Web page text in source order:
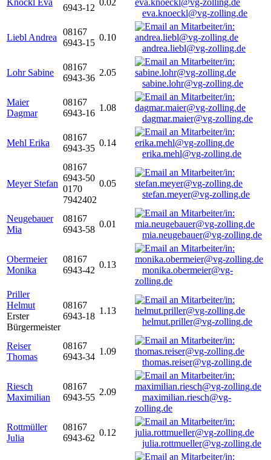
Knöckl Eva
6943-12
0.02
eva.knoeckl@vg-zolling.de
Liebl Andrea
08167
6943-15
0.10
andrea.liebl@vg-zolling.de
Lohr Sabine
08167
6943-36
2.05
sabine.lohr@vg-zolling.de
Maier
Dagmar
08167
6943-16
1.08
dagmar.maier@vg-zolling.de
Mehl Erika
08167
6943-35
0.14
erika.mehl@vg-zolling.de
Meyer Stefan
08167
6943-50
0170
7942402
0.05
stefan.meyer@vg-zolling.de
Neugebauer
Mia
08167
6943-58
0.01
mia.neugebauer@vg-zolling.de
Obermeier
Monika
08167
6943-42
0.13
monika.obermeier@vg-
zolling.de
Priller
Helmut
Erster
Bürgermeister
08167
6943-18
1.13
helmut.priller@vg-zolling.de
Reiser
Thomas
08167
6943-34
1.09
thomas.reiser@vg-zolling.de
Riesch
Maximilian
08167
6943-55
2.09
maximilian.riesch@vg-
zolling.de
Rottmüller
Julia
08167
6943-62
0.12
julia.rottmueller@vg-zolling.de